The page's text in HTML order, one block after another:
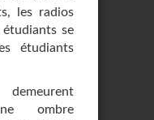
les radios
se
étudiants
demeurent
ombre